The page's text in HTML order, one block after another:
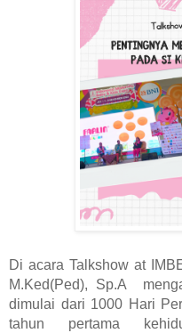
Di acara Talkshow at
M.Ked(Ped), Sp.A
dimulai dari 1000 Hari
tahun pertama